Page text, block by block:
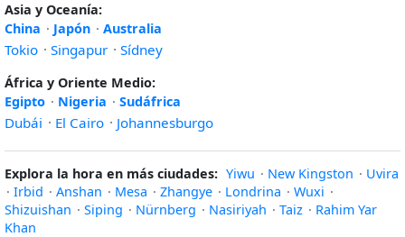
Asia y Oceanía:
China · Japón · Australia
Tokio · Singapur · Sídney
África y Oriente Medio:
Egipto · Nigeria · Sudáfrica
Dubái · El Cairo · Johannesburgo
Explora la hora en más ciudades: Yiwu · New Kingston · Uvira
· Irbid · Anshan · Mesa · Zhangye · Londrina · Wuxi ·
Shizuishan · Siping · Nürnberg · Nasiriyah · Taiz · Rahim Yar
Khan